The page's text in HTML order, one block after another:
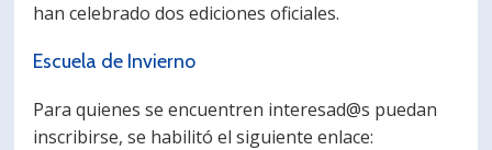
han celebrado dos ediciones oficiales.
Escuela de Invierno
Para quienes se encuentren interesad@s puedan
inscribirse, se habilitó el siguiente enlace: